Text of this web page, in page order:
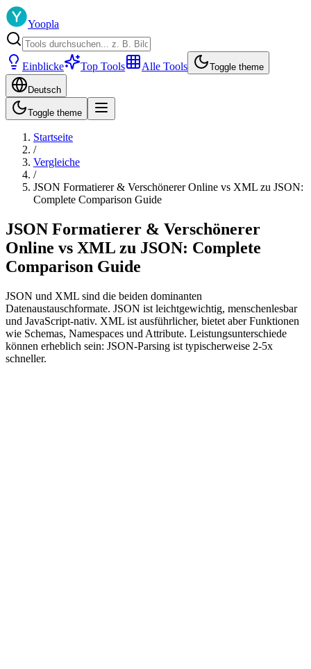
Yoopla
Einblicke Top Tools Alle Tools Toggle theme
Deutsch
Toggle theme
Startseite
/
Vergleiche
/
JSON Formatierer & Verschönerer Online vs XML zu JSON:
Complete Comparison Guide
JSON Formatierer & Verschönerer
Online vs XML zu JSON: Complete
Comparison Guide
JSON und XML sind die beiden dominanten
Datenaustauschformate. JSON ist leichtgewichtig, menschenlesbar
und JavaScript-nativ. XML ist ausführlicher, bietet aber Funktionen
wie Schemas, Namespaces und Attribute. Leistungsunterschiede
können erheblich sein: JSON-Parsing ist typischerweise 2-5x
schneller.